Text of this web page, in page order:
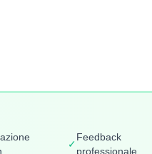
✓
Feedback
professionale